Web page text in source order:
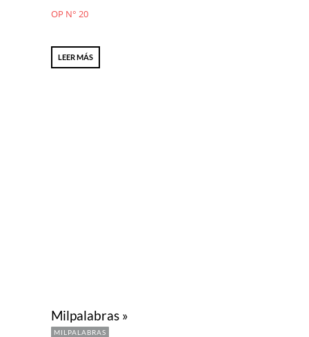
OP N° 20
LEER MÁS
Milpalabras »
MILPALABRAS